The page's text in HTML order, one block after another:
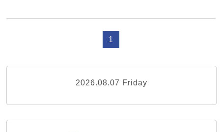
1
2026.08.07 Friday